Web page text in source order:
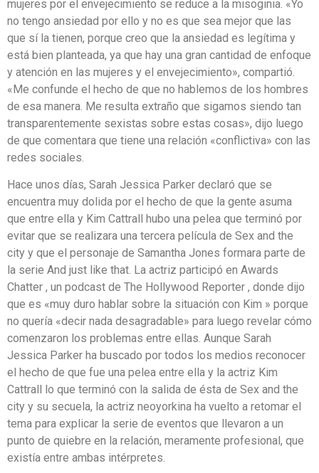
mujeres por el envejecimiento se reduce a la misoginia. «Yo
no tengo ansiedad por ello y no es que sea mejor que las
que sí la tienen, porque creo que la ansiedad es legítima y
está bien planteada, ya que hay una gran cantidad de enfoque
y atención en las mujeres y el envejecimiento», compartió.
«Me confunde el hecho de que no hablemos de los hombres
de esa manera. Me resulta extraño que sigamos siendo tan
transparentemente sexistas sobre estas cosas», dijo luego
de que comentara que tiene una relación «conflictiva» con las
redes sociales.
Hace unos días, Sarah Jessica Parker declaró que se
encuentra muy dolida por el hecho de que la gente asuma
que entre ella y Kim Cattrall hubo una pelea que terminó por
evitar que se realizara una tercera película de Sex and the
city y que el personaje de Samantha Jones formara parte de
la serie And just like that. La actriz participó en Awards
Chatter , un podcast de The Hollywood Reporter , donde dijo
que es «muy duro hablar sobre la situación con Kim » porque
no quería «decir nada desagradable» para luego revelar cómo
comenzaron los problemas entre ellas. Aunque Sarah
Jessica Parker ha buscado por todos los medios reconocer
el hecho de que fue una pelea entre ella y la actriz Kim
Cattrall lo que terminó con la salida de ésta de Sex and the
city y su secuela, la actriz neoyorkina ha vuelto a retomar el
tema para explicar la serie de eventos que llevaron a un
punto de quiebre en la relación, meramente profesional, que
existía entre ambas intérpretes.